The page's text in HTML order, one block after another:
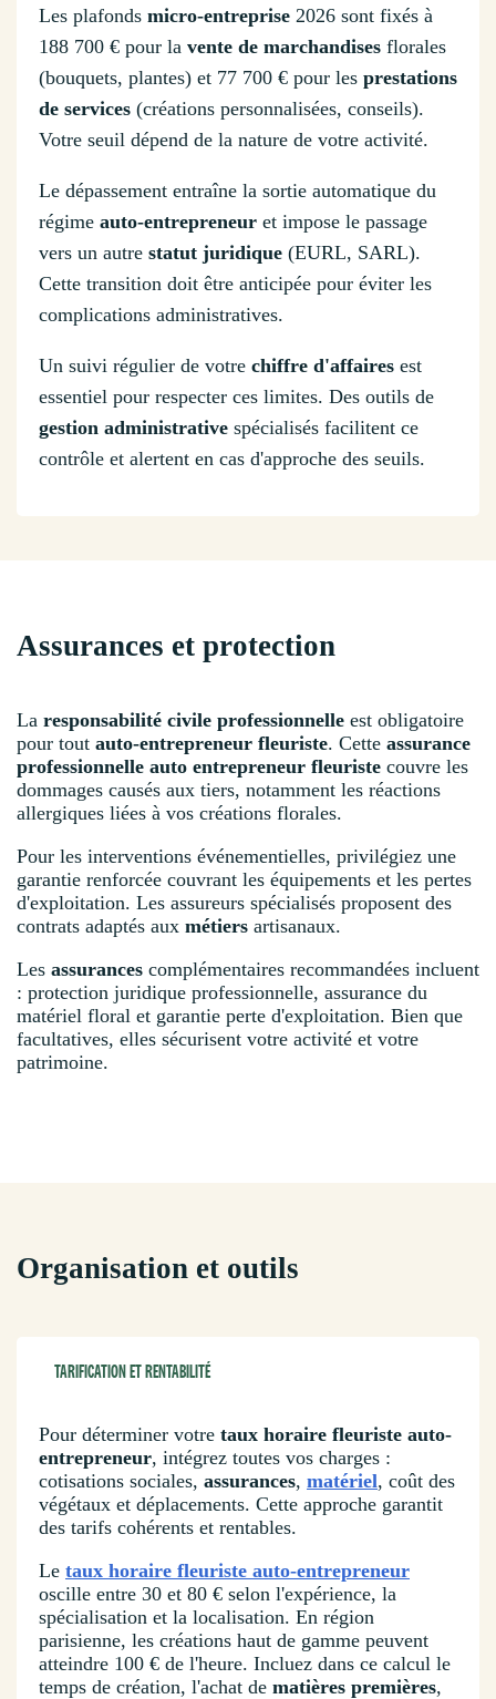
Les plafonds micro-entreprise 2026 sont fixés à
188 700 € pour la vente de marchandises florales
(bouquets, plantes) et 77 700 € pour les prestations
de services (créations personnalisées, conseils).
Votre seuil dépend de la nature de votre activité.
Le dépassement entraîne la sortie automatique du
régime auto-entrepreneur et impose le passage
vers un autre statut juridique (EURL, SARL).
Cette transition doit être anticipée pour éviter les
complications administratives.
Un suivi régulier de votre chiffre d'affaires est
essentiel pour respecter ces limites. Des outils de
gestion administrative spécialisés facilitent ce
contrôle et alertent en cas d'approche des seuils.
Assurances et protection
La responsabilité civile professionnelle est obligatoire
pour tout auto-entrepreneur fleuriste. Cette assurance
professionnelle auto entrepreneur fleuriste couvre les
dommages causés aux tiers, notamment les réactions
allergiques liées à vos créations florales.
Pour les interventions événementielles, privilégiez une
garantie renforcée couvrant les équipements et les pertes
d'exploitation. Les assureurs spécialisés proposent des
contrats adaptés aux métiers artisanaux.
Les assurances complémentaires recommandées incluent
: protection juridique professionnelle, assurance du
matériel floral et garantie perte d'exploitation. Bien que
facultatives, elles sécurisent votre activité et votre
patrimoine.
Organisation et outils
TARIFICATION ET RENTABILITÉ
Pour déterminer votre taux horaire fleuriste auto-
entrepreneur, intégrez toutes vos charges :
cotisations sociales, assurances, matériel, coût des
végétaux et déplacements. Cette approche garantit
des tarifs cohérents et rentables.
Le taux horaire fleuriste auto-entrepreneur
oscille entre 30 et 80 € selon l'expérience, la
spécialisation et la localisation. En région
parisienne, les créations haut de gamme peuvent
atteindre 100 € de l'heure. Incluez dans ce calcul le
temps de création, l'achat de matières premières,